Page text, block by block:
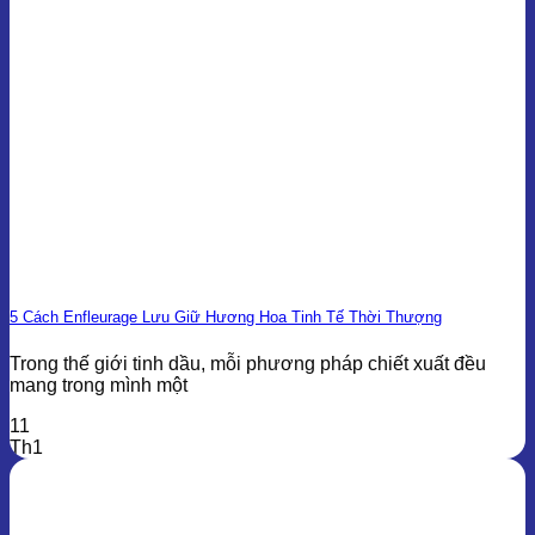
5 Cách Enfleurage Lưu Giữ Hương Hoa Tinh Tế Thời Thượng
Trong thế giới tinh dầu, mỗi phương pháp chiết xuất đều
mang trong mình một
11
Th1